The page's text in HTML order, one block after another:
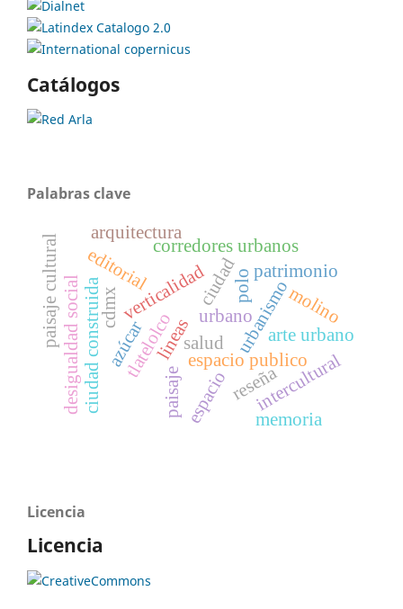
Catálogos
Palabras clave
verticalidad
lineas
ciudadurbanismo
cdmx
corredores urbanos
editorial
espacio publico
patrimonio
ciudad construida tlatelolco salud
paisaje
desigualdad social reseña
molino
azúcar
intercultural
urbano
paisaje cultural polo
espacio
arte urbano
arquitectura
memoria
Licencia
Licencia